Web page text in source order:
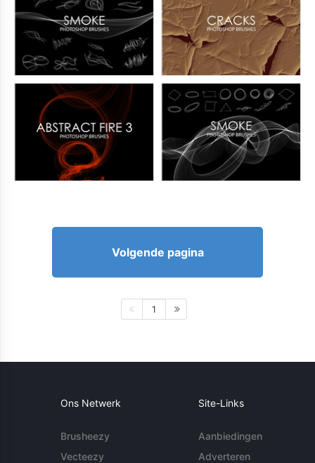
Volgende pagina
1
Ons Netwerk
Brusheezy
Vecteezy
Site-Links
Aanbiedingen
Adverteren